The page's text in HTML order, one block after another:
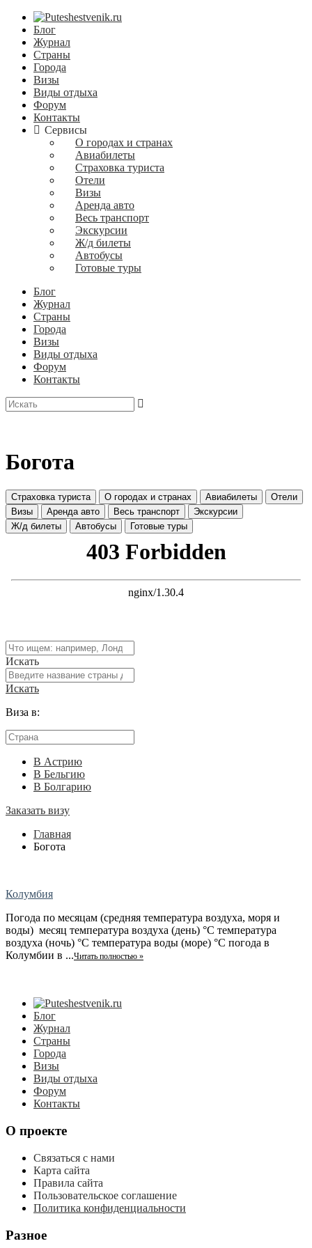
Блог
Журнал
Страны
Города
Визы
Виды отдыха
Форум
Контакты
Сервисы
О городах и странах
Авиабилеты
Страховка туриста
Отели
Визы
Аренда авто
Весь транспорт
Экскурсии
Ж/д билеты
Автобусы
Готовые туры
Блог
Журнал
Страны
Города
Визы
Виды отдыха
Форум
Контакты
Богота
Страховка туриста О городах и странах Авиабилеты
Отели
Визы
Аренда авто Весь транспорт
Экскурсии
Ж/д билеты
Автобусы Готовые туры
Искать
Искать
Виза в:
В Астрию
В Бельгию
В Болгарию
Заказать визу
Главная
Богота
Колумбия
Погода по месяцам (средняя температура воздуха, моря и
воды) месяц температура воздуха (день) °C температура
воздуха (ночь) °C температура воды (море) °C погода в
Колумбии в ...Читать полностью »
Блог
Журнал
Страны
Города
Визы
Виды отдыха
Форум
Контакты
О проекте
Связаться с нами
Карта сайта
Правила сайта
Пользовательское соглашение
Политика конфиденциальности
Разное